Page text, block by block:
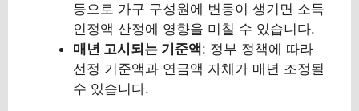
등으로 가구 구성원에 변동이 생기면 소득
인정액 산정에 영향을 미칠 수 있습니다.
매년 고시되는 기준액: 정부 정책에 따라
선정 기준액과 연금액 자체가 매년 조정될
수 있습니다.